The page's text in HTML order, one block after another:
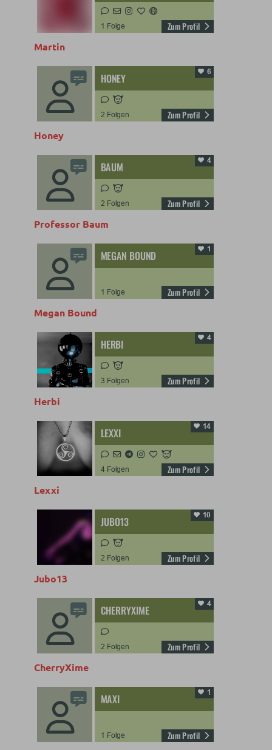
Martin
Honey
Professor Baum
Megan Bound
Herbi
Lexxi
Jubo13
CherryXime